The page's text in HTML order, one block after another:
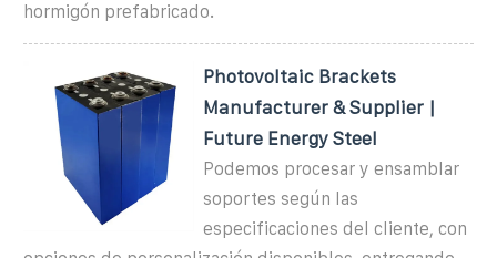
hormigón prefabricado.
Photovoltaic Brackets
Manufacturer & Supplier |
Future Energy Steel
Podemos procesar y ensamblar
soportes según las
especificaciones del cliente, con